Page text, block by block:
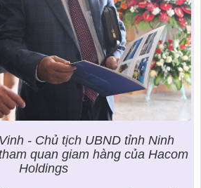
- Chủ tịch UBND tỉnh Ninh
quan giam hàng của Hacom
Holdings